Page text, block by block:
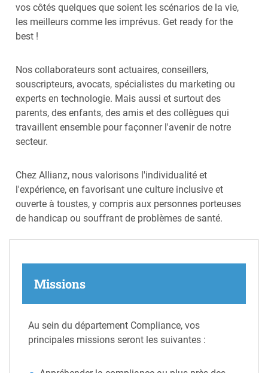
vos côtés quelques que soient les scénarios de la vie,
les meilleurs comme les imprévus. Get ready for the
best !
Nos collaborateurs sont actuaires, conseillers,
souscripteurs, avocats, spécialistes du marketing ou
experts en technologie. Mais aussi et surtout des
parents, des enfants, des amis et des collègues qui
travaillent ensemble pour façonner l'avenir de notre
secteur.
Chez Allianz, nous valorisons l'individualité et
l'expérience, en favorisant une culture inclusive et
ouverte à toustes, y compris aux personnes porteuses
de handicap ou souffrant de problèmes de santé.
Missions
Au sein du département Compliance, vos
principales missions seront les suivantes :